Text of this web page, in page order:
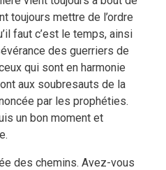
toujours mettre de l’ordre
faut c’est le temps, ainsi
des guerriers de
qui sont en harmonie
aux soubresauts de la
par les prophéties.
un bon moment et
des chemins. Avez-vous